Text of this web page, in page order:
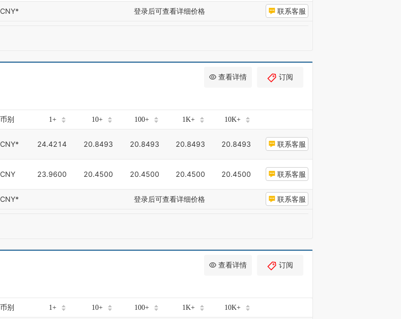
CNY* 登录后可查看详细价格 联系客服
查看详情 订阅
币别 1+ 10+ 100+ 1K+ 10K+
CNY* 24.4214 20.8493 20.8493 20.8493 20.8493 联系客服
CNY 23.9600 20.4500 20.4500 20.4500 20.4500 联系客服
CNY* 登录后可查看详细价格 联系客服
查看详情 订阅
币别 1+ 10+ 100+ 1K+ 10K+